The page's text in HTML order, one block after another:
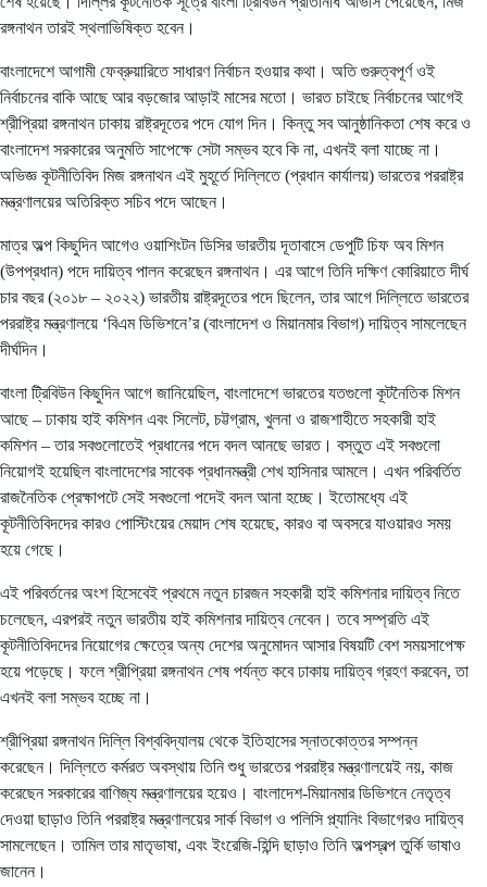
রঙ্গনাথন তারই স্থলাভিষিক্ত হবেন।
বাংলাদেশে আগামী ফেব্রুয়ারিতে সাধারণ নির্বাচন হওয়ার কথা। অতি গুরুত্বপূর্ণ ওই
নির্বাচনের বাকি আছে আর বড়জোর আড়াই মাসের মতো। ভারত চাইছে নির্বাচনের আগেই
শ্রীপ্রিয়া রঙ্গনাথন ঢাকায় রাষ্ট্রদূতের পদে যোগ দিন। কিন্তু সব আনুষ্ঠানিকতা শেষ করে ও
বাংলাদেশ সরকারের অনুমতি সাপেক্ষে সেটা সম্ভব হবে কি না, এখনই বলা যাচ্ছে না।
অভিজ্ঞ কূটনীতিবিদ মিজ রঙ্গনাথন এই মুহূর্তে দিল্লিতে (প্রধান কার্যালয়) ভারতের পররাষ্ট্র
মন্ত্রণালয়ের অতিরিক্ত সচিব পদে আছেন।
মাত্র অল্প কিছুদিন আগেও ওয়াশিংটন ডিসির ভারতীয় দূতাবাসে ডেপুটি চিফ অব মিশন
(উপপ্রধান) পদে দায়িত্ব পালন করেছেন রঙ্গনাথন। এর আগে তিনি দক্ষিণ কোরিয়াতে দীর্ঘ
চার বছর (২০১৮ – ২০২২) ভারতীয় রাষ্ট্রদূতের পদে ছিলেন, তার আগে দিল্লিতে ভারতের
পররাষ্ট্র মন্ত্রণালয়ে ‘বিএম ডিভিশনে’র (বাংলাদেশ ও মিয়ানমার বিভাগ) দায়িত্ব সামলেছেন
দীর্ঘদিন।
বাংলা ট্রিবিউন কিছুদিন আগে জানিয়েছিল, বাংলাদেশে ভারতের যতগুলো কূটনৈতিক মিশন
আছে – ঢাকায় হাই কমিশন এবং সিলেট, চট্টগ্রাম, খুলনা ও রাজশাহীতে সহকারী হাই
কমিশন – তার সবগুলোতেই প্রধানের পদে বদল আনছে ভারত। বস্তুত এই সবগুলো
নিয়োগই হয়েছিল বাংলাদেশের সাবেক প্রধানমন্ত্রী শেখ হাসিনার আমলে। এখন পরিবর্তিত
রাজনৈতিক প্রেক্ষাপটে সেই সবগুলো পদেই বদল আনা হচ্ছে। ইতোমধ্যে এই
কূটনীতিবিদদের কারও পোস্টিংয়ের মেয়াদ শেষ হয়েছে, কারও বা অবসরে যাওয়ারও সময়
হয়ে গেছে।
এই পরিবর্তনের অংশ হিসেবেই প্রথমে নতুন চারজন সহকারী হাই কমিশনার দায়িত্ব নিতে
চলেছেন, এরপরই নতুন ভারতীয় হাই কমিশনার দায়িত্ব নেবেন। তবে সম্প্রতি এই
কূটনীতিবিদদের নিয়োগের ক্ষেত্রে অন্য দেশের অনুমোদন আসার বিষয়টি বেশ সময়সাপেক্ষ
হয়ে পড়েছে। ফলে শ্রীপ্রিয়া রঙ্গনাথন শেষ পর্যন্ত কবে ঢাকায় দায়িত্ব গ্রহণ করবেন, তা
এখনই বলা সম্ভব হচ্ছে না।
শ্রীপ্রিয়া রঙ্গনাথন দিল্লি বিশ্ববিদ্যালয় থেকে ইতিহাসের স্নাতকোত্তর সম্পন্ন
করেছেন। দিল্লিতে কর্মরত অবস্থায় তিনি শুধু ভারতের পররাষ্ট্র মন্ত্রণালয়েই নয়, কাজ
করেছেন সরকারের বাণিজ্য মন্ত্রণালয়ের হয়েও। বাংলাদেশ-মিয়ানমার ডিভিশনে নেতৃত্ব
দেওয়া ছাড়াও তিনি পররাষ্ট্র মন্ত্রণালয়ের সার্ক বিভাগ ও পলিসি প্ল্যানিং বিভাগেরও দায়িত্ব
সামলেছেন। তামিল তার মাতৃভাষা, এবং ইংরেজি-হিন্দি ছাড়াও তিনি অল্পস্বল্প তুর্কি ভাষাও
জানেন।